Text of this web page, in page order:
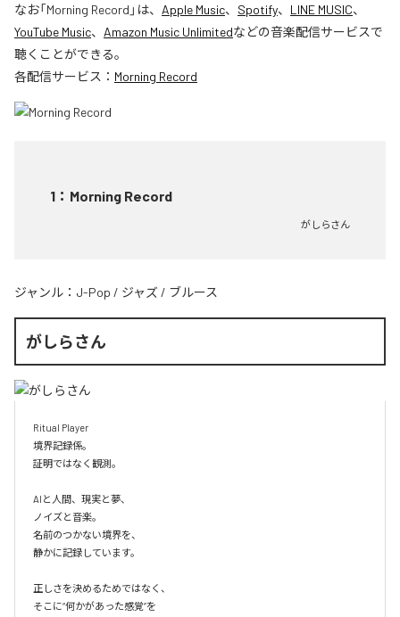
なお「Morning Record 」は、 Apple Music、 Spotify、 LINE MUSIC、
YouTube Music、 Amazon Music Unlimitedなどの音楽配信サービスで
聴くことができる。
各配信サービス： Morning Record
1 ： Morning Record
がしらさん
ジャンル： J-Pop / ジャズ / ブルース
がしらさん
Ritual Player
境界記録係。
証明ではなく観測。
AIと人間、現実と夢、
ノイズと音楽。
名前のつかない境界を、
静かに記録しています。
正しさを決めるためではなく、
そこに“何かがあった感覚”を